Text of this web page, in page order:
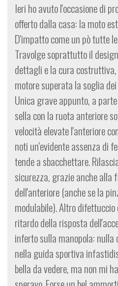
Ieri ho avuto l'occasione di
offerto dalla casa: la moto
D'impatto come un pò tutte
Travolge soprattutto il
dettagli e la cura
motore superata la soglia
Unica grave appunto, a
sella con la ruota anteriore
velocità elevate l'anteriore
noti un'evidente assenza di
tende a sbacchettare.
sicurezza, grazie anche alla
dell'anteriore (anche se la
modulabile). Altro
ritardo della risposta
inferto sulla manopola:
nella guida sportiva
bella da vedere, ma non mi